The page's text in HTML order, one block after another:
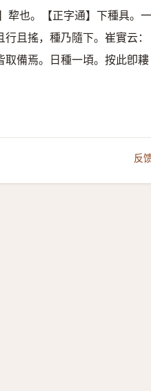
犂也。【正字通】下種具。一
且搖，種乃隨下。崔實云：
備焉。日種一頃。按此卽耬
反